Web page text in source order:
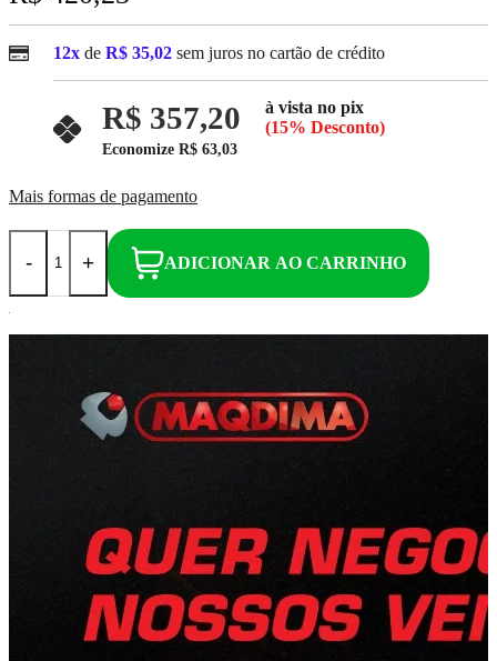
12x de R$ 35,02 sem juros no cartão de crédito
R$ 357,20
à vista no pix
(15% Desconto)
Economize R$ 63,03
Mais formas de pagamento
- + ADICIONAR AO CARRINHO